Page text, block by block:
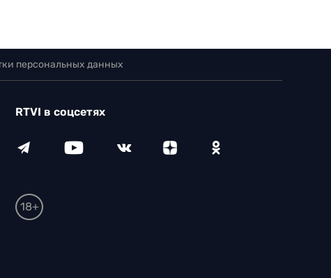
персональных данных
RTVI в соцсетях
18+